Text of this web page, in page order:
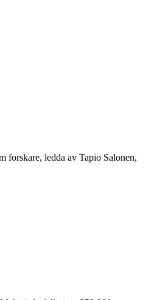
forskare, ledda av Tapio Salonen,